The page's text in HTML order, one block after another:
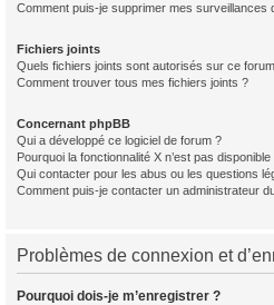
Comment puis-je supprimer mes surveillances
Fichiers joints
Quels fichiers joints sont autorisés sur ce
Comment trouver tous mes fichiers joints ?
Concernant phpBB
Qui a développé ce logiciel de forum ?
Pourquoi la fonctionnalité X n’est pas disponible
Qui contacter pour les abus ou les questions
Comment puis-je contacter un administrateur
Problèmes de connexion et
Pourquoi dois-je m’enregistrer ?